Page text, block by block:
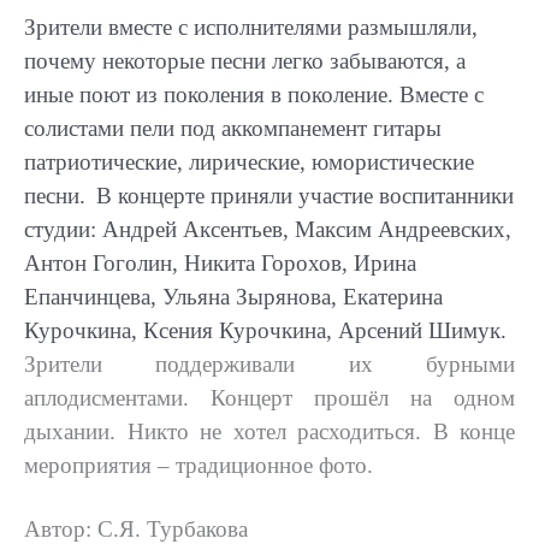
Зрители вместе с исполнителями размышляли,
почему некоторые песни легко забываются, а
иные поют из поколения в поколение. Вместе с
солистами пели под аккомпанемент гитары
патриотические, лирические, юмористические
песни. В концерте приняли участие воспитанники
студии: Андрей Аксентьев, Максим Андреевских,
Антон Гоголин, Никита Горохов, Ирина
Епанчинцева, Ульяна Зырянова, Екатерина
Курочкина, Ксения Курочкина, Арсений Шимук.
Зрители поддерживали их бурными
аплодисментами. Концерт прошёл на одном
дыхании. Никто не хотел расходиться. В конце
мероприятия – традиционное фото.
Автор: С.Я. Турбакова